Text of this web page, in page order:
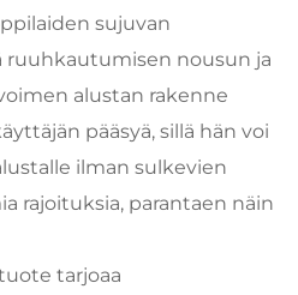
sujuvan
ruuhkautumisen nousun ja
alustan rakenne
pääsyä, sillä hän voi
ilman sulkevien
rajoituksia, parantaen näin
tarjoaa